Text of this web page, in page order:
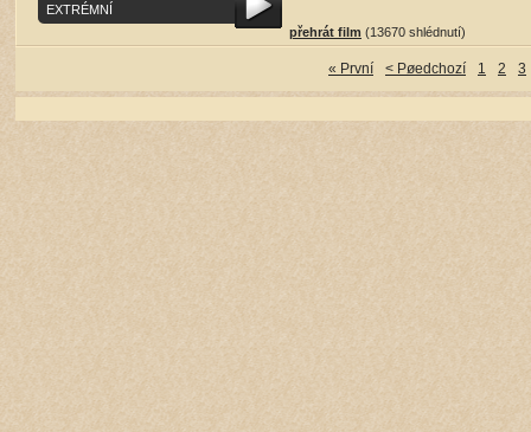
EXTRÉMNÍ
přehrát film (13670 shlédnutí)
« První < Pøedchozí 1 2 3